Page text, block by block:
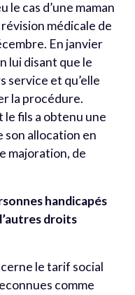
le cas d’une maman
médicale de
En janvier
lui disant que le
service et qu’elle
la procédure.
le fils a obtenu une
son allocation en
majoration, de
handicapés
droits
le tarif social
comme